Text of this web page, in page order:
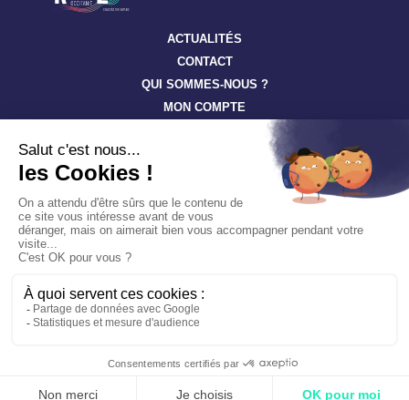
ACTUALITÉS
CONTACT
QUI SOMMES-NOUS ?
MON COMPTE
Suivez toute l’actualité à travers nos newsletters
S'ABONNER
Tous droits réservés ©